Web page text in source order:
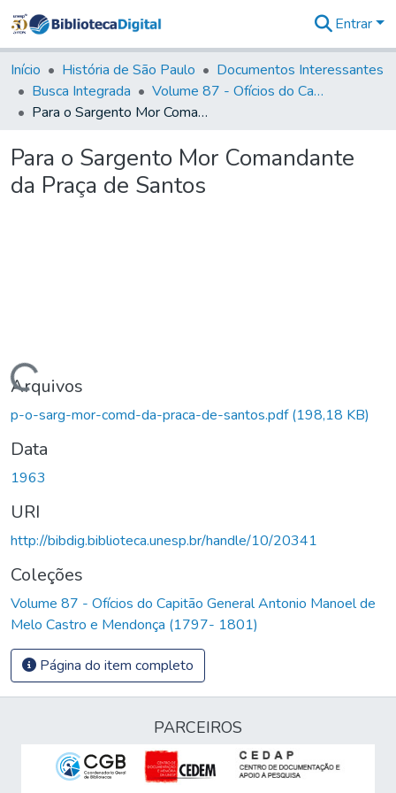
&
Coleções
Tudo na
Biblioteca
Estatísticas
Entrar
Início História de São Paulo
Documentos Interessantes
Busca Integrada
Volume 87 - Ofícios do Capitão General Antonio Manoel de Melo Castro e Mendonça (1797- 1801)
Para o Sargento Mor Comandante da Praça de Santos
Para o Sargento Mor Comandante
da Praça de Santos
Carregando...
Arquivos
p-o-sarg-mor-comd-da-praca-de-santos.pdf(198,18 KB)
Data
1963
URI
http://bibdig.biblioteca.unesp.br/handle/10/20341
Coleções
Volume 87 - Ofícios do Capitão General Antonio Manoel de
Melo Castro e Mendonça (1797- 1801)
Página do item completo
PARCEIROS